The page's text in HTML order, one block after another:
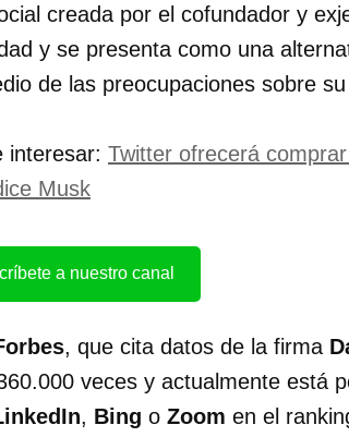
creada por el cofundador y
y se presenta como una
de las preocupaciones sobre
interesar: Twitter ofrecerá
Musk
a nuestro canal
, que cita datos de la firma
veces y actualmente está
, Bing o Zoom en el